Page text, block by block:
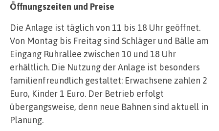
Öffnungszeiten und Preise
Die Anlage ist täglich von 11 bis 18 Uhr geöffnet.
Von Montag bis Freitag sind Schläger und Bälle am
Eingang Ruhrallee zwischen 10 und 18 Uhr
erhältlich. Die Nutzung der Anlage ist besonders
familienfreundlich gestaltet: Erwachsene zahlen 2
Euro, Kinder 1 Euro. Der Betrieb erfolgt
übergangsweise, denn neue Bahnen sind aktuell in
Planung.